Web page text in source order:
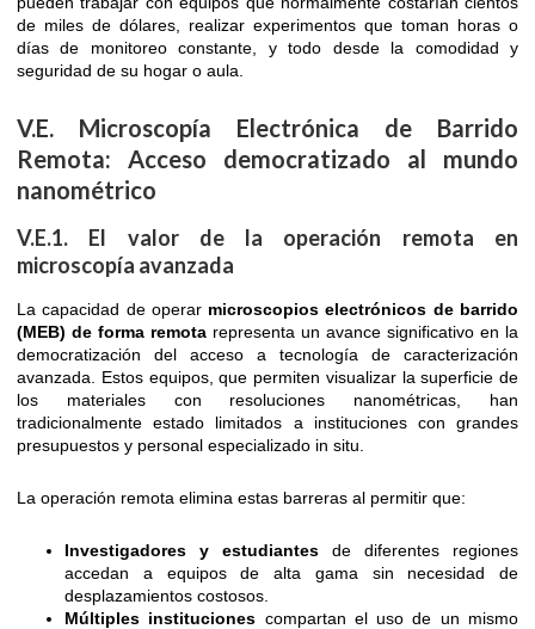
de miles de dólares, realizar experimentos que toman horas o
días de monitoreo constante, y todo desde la comodidad y
seguridad de su hogar o aula.
V.E. Microscopía Electrónica de Barrido
Remota: Acceso democratizado al mundo
nanométrico
V.E.1. El valor de la operación remota en
microscopía avanzada
La capacidad de operar microscopios electrónicos de barrido
(MEB) de forma remota representa un avance significativo en la
democratización del acceso a tecnología de caracterización
avanzada. Estos equipos, que permiten visualizar la superficie de
los materiales con resoluciones nanométricas, han
tradicionalmente estado limitados a instituciones con grandes
presupuestos y personal especializado in situ.
La operación remota elimina estas barreras al permitir que:
Investigadores y estudiantes de diferentes regiones
accedan a equipos de alta gama sin necesidad de
desplazamientos costosos.
Múltiples instituciones compartan el uso de un mismo